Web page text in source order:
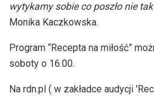
wytykamy sobie co poszło nie
Monika Kaczkowska.
Program “Recepta na miłość”
soboty o 16.00.
Na rdn.pl ( w zakładce audycji